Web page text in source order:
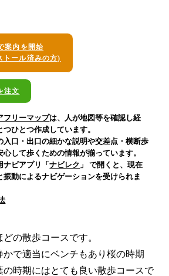
案内を開始
トール済みの方)
注文
フリーマップは、人が地図等を確認し経
ひとつ作成しています。
入口・出口の細かな説明や交差点・横断歩
して歩くための情報が揃っています。
ナビアプリ「ナビレク 」 で開くと、現在
振動によるナビゲーションを受けられま
の散歩コースです。
で適当にベンチもあり桜の時期
の時期にはとても良い散歩コースで